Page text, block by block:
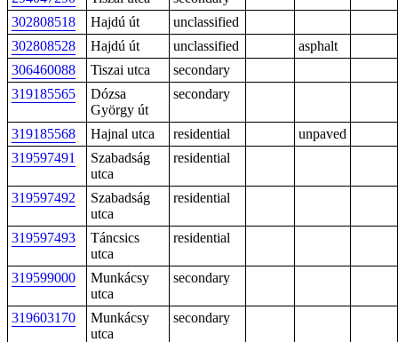
302808518
Hajdú út
unclassified
302808528
Hajdú út unclassified
asphalt
306460088
Tiszai utca
secondary
319185565
Dózsa
György út
secondary
319185568 Hajnal utca residential
unpaved
319597491
Szabadság
utca
residential
319597492
Szabadság
utca
residential
319597493
Táncsics
utca
residential
319599000
Munkácsy
utca
secondary
319603170
Munkácsy
utca
secondary